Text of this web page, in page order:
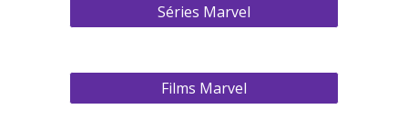
Séries Marvel
Films Marvel